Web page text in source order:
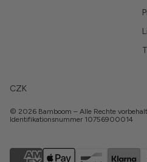
CZK
© 2026 Bamboom – Alle Rechte
Identifikationsnummer 10756900014